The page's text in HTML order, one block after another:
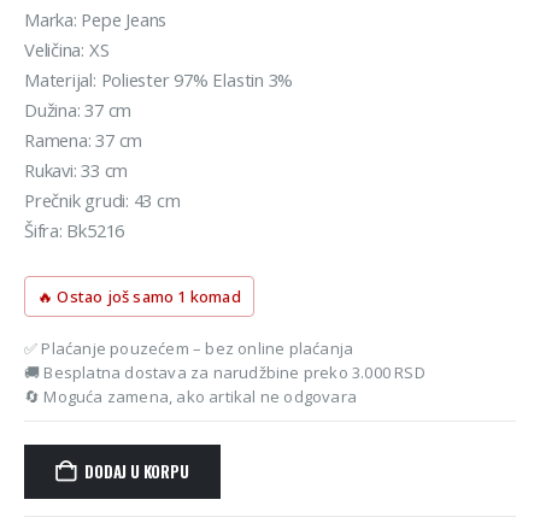
je
1.290 rsd.
Marka: Pepe Jeans
Veličina: XS
Materijal: Poliester 97% Elastin 3%
Dužina: 37 cm
Ramena: 37 cm
Rukavi: 33 cm
Prečnik grudi: 43 cm
Šifra: Bk5216
🔥 Ostao još samo 1 komad
✅ Plaćanje pouzećem – bez online plaćanja
🚚 Besplatna dostava za narudžbine preko 3.000 RSD
🔄 Moguća zamena, ako artikal ne odgovara
DODAJ U KORPU
Alternative: